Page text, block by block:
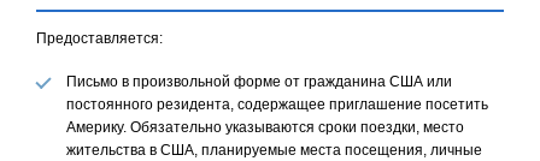
Предоставляется:
Письмо в произвольной форме от гражданина США или
постоянного резидента, содержащее приглашение посетить
Америку. Обязательно указываются сроки поездки, место
жительства в США, планируемые места посещения, личные